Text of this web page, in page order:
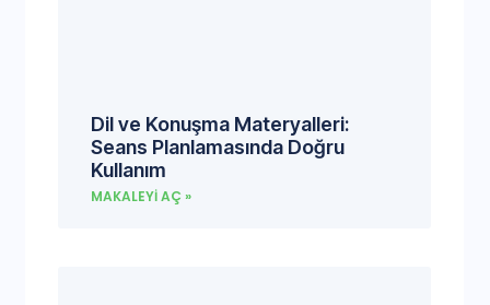
Dil ve Konuşma Materyalleri:
Seans Planlamasında Doğru
Kullanım
MAKALEYI AÇ »